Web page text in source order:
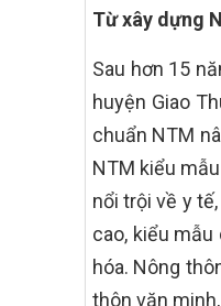
Từ xây dựng
Sau hơn 15
huyện Giao
chuẩn NTM
NTM kiểu
nổi trội về y
cao, kiểu
hóa. Nông
thôn văn